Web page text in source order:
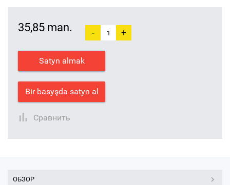
35,85 man. - +
Satyn almak
Bir basyşda satyn al
Сравнить
ОБЗОР